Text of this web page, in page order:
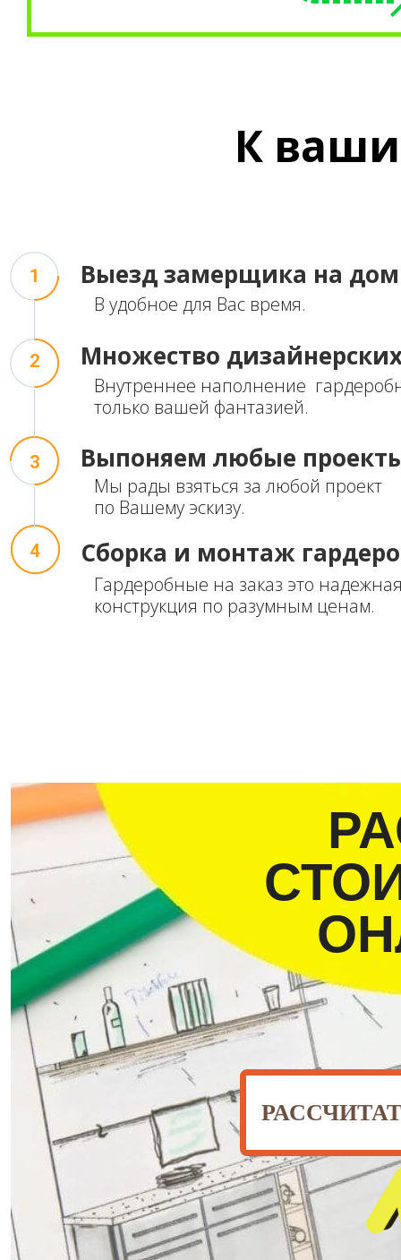
Множество
1
Сборка и монтаж
Выпоняем любые
Внутреннее наполнение
только вашей фантазией.
Гардеробные на заказ это
конструкция по разумным ценам.
Мы рады взяться за любой проект
по Вашему эскизу.
В удобное для Вас время.
3
Выездзамерщика на дом
4
К
2